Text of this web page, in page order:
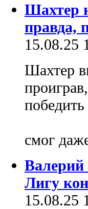
Шахтер
правда,
15.08.25
Шахтер
смог
Лигу
15.08.25